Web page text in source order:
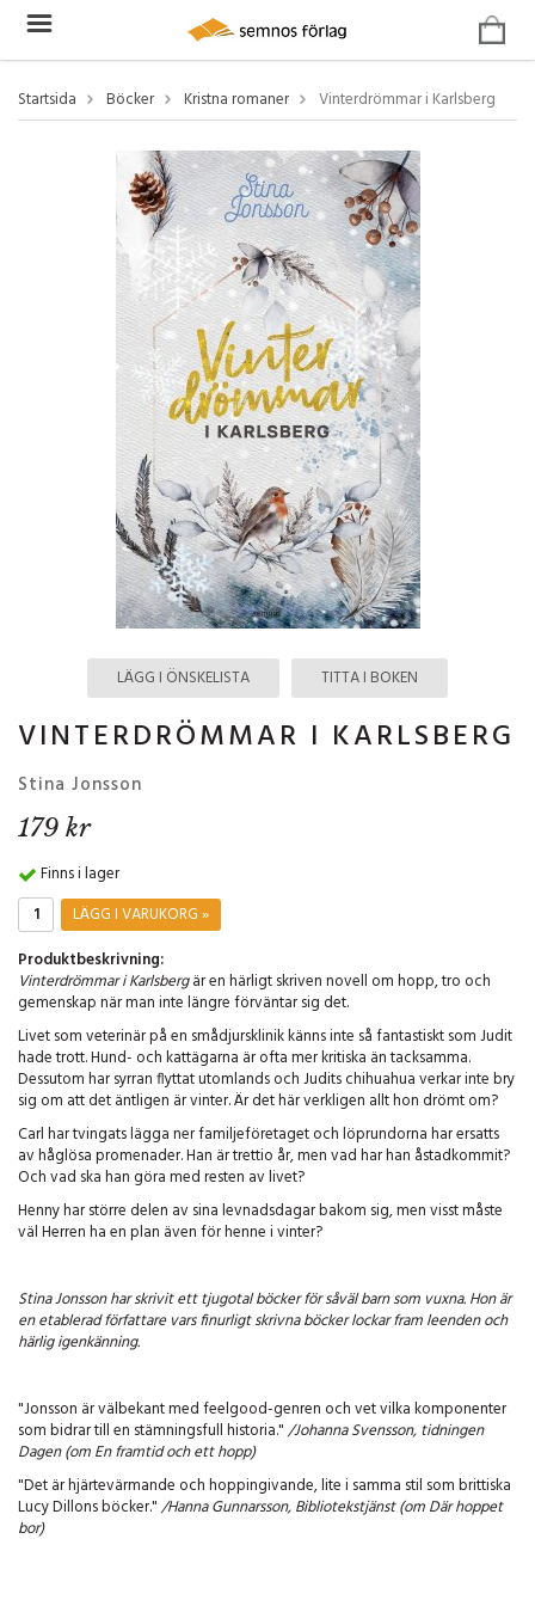
Startsida Böcker Kristna romaner Vinterdrömmar i Karlsberg
LÄGG I ÖNSKELISTA TITTA I BOKEN
VINTERDRÖMMAR I KARLSBERG
Stina Jonsson
179 kr
Finns i lager
LÄGG I VARUKORG »
Produktbeskrivning:
Vinterdrömmar i Karlsbergär en härligt skriven novell om hopp, tro och
gemenskap när man inte längre förväntar sig det.
Livet som veterinär på en smådjursklinik känns inte så fantastiskt som Judit
hade trott. Hund- och kattägarna är ofta mer kritiska än tacksamma.
Dessutom har syrran flyttat utomlands och Judits chihuahua verkar inte bry
sig om att det äntligen är vinter. Är det här verkligen allt hon drömt om?
Carl har tvingats lägga ner familjeföretaget och löprundorna har ersatts
av håglösa promenader. Han är trettio år, men vad har han åstadkommit?
Och vad ska han göra med resten av livet?
Henny har större delen av sina levnadsdagar bakom sig, men visst måste
väl Herren ha en plan även för henne i vinter?
Stina Jonsson har skrivit ett tjugotal böcker för såväl barn som vuxna. Hon är
en etablerad författare vars finurligt skrivna böcker lockar fram leenden och
härlig igenkänning.
"Jonsson är välbekant med feelgood-genren och vet vilka komponenter
som bidrar till en stämningsfull historia."/Johanna Svensson, tidningen
Dagen (om En framtid och ett hopp)
"Det är hjärtevärmande och hoppingivande, lite i samma stil som brittiska
Lucy Dillons böcker."/Hanna Gunnarsson, Bibliotekstjänst (om Där hoppet
bor)